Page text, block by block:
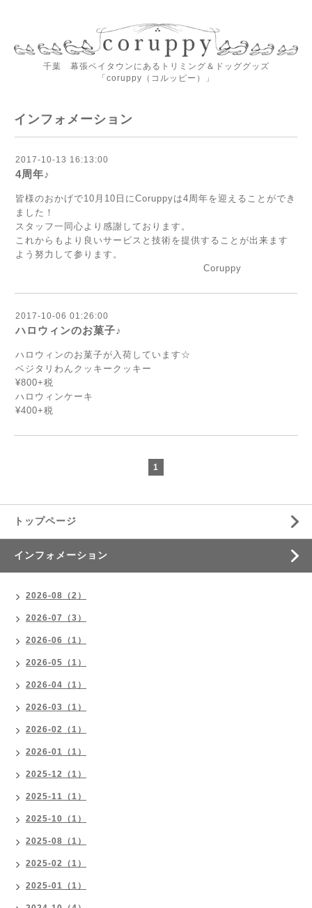
千葉 幕張ベイタウンにあるトリミング＆ドッググッズ
「coruppy（コルッピー）」
インフォメーション
2017-10-13 16:13:00
4周年♪
皆様のおかげで10月10日にCoruppyは4周年を迎えることができ
ました！
スタッフ一同心より感謝しております。
これからもより良いサービスと技術を提供することが出来ます
よう努力して参ります。
Coruppy
2017-10-06 01:26:00
ハロウィンのお菓子♪
ハロウィンのお菓子が入荷しています☆
ベジタリわんクッキークッキー
¥800+税
ハロウィンケーキ
¥400+税
1
トップページ
インフォメーション
2026-08（2）
2026-07（3）
2026-06（1）
2026-05（1）
2026-04（1）
2026-03（1）
2026-02（1）
2026-01（1）
2025-12（1）
2025-11（1）
2025-10（1）
2025-08（1）
2025-02（1）
2025-01（1）